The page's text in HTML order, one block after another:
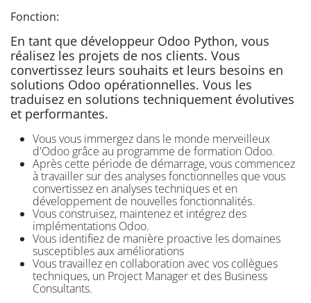
Fonction:
En tant que développeur Odoo Python, vous
réalisez les projets de nos clients. Vous
convertissez leurs souhaits et leurs besoins en
solutions Odoo opérationnelles. Vous les
traduisez en solutions techniquement évolutives
et performantes.
Vous vous immergez dans le monde merveilleux
d'Odoo grâce au programme de formation Odoo.
Après cette période de démarrage, vous commencez
à travailler sur des analyses fonctionnelles que vous
convertissez en analyses techniques et en
développement de nouvelles fonctionnalités.
Vous construisez, maintenez et intégrez des
implémentations Odoo.
Vous identifiez de manière proactive les domaines
susceptibles aux améliorations
Vous travaillez en collaboration avec vos collègues
techniques, un Project Manager et des Business
Consultants.